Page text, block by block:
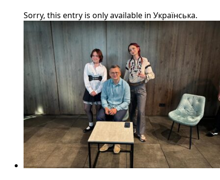
Sorry, this entry is only available in Українська.